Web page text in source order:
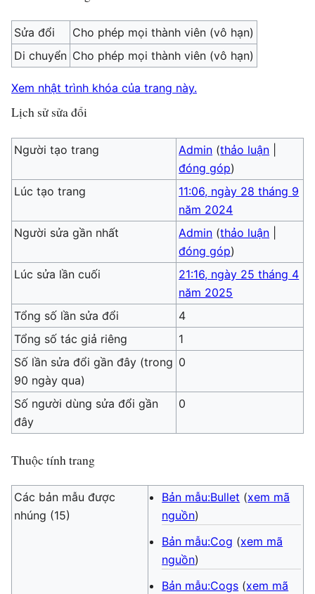
Sửa đổi
Cho phép mọi thành viên (vô hạn)
Di chuyển Cho phép mọi thành viên (vô hạn)
Xem nhật trình khóa của trang này.
Lịch sử sửa đổi
Người tạo trang Admin (thảo luận
đóng góp)
Lúc tạo trang
11:06, ngày 28 tháng 9
năm 2024
Người sửa gần nhất
Admin (thảo luận
đóng góp)
Lúc sửa lần cuối
21:16, ngày 25 tháng 4
năm 2025
Tổng số lần sửa đổi
4
Tổng số tác giả riêng
1
Số lần sửa đổi gần đây (trong
90 ngày qua)
0
Số người dùng sửa đổi gần
đây
0
Thuộc tính trang
Các bản mẫu được
nhúng (15)
Bản mẫu:Bullet (xem mã
nguồn)
Bản mẫu:Cog (xem mã
nguồn)
Bản mẫu:Cogs (xem mã